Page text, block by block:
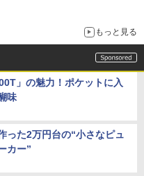
もっと見る
」の魅力！ポケットに入
味
った2万円台の“小さなピュ
カー”